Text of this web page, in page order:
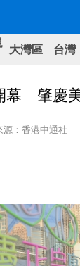
大灣區 台灣
幕 肇慶
源：香港中通社